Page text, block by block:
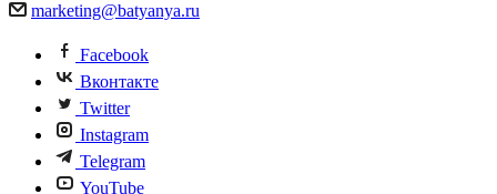
marketing@batyanya.ru
Facebook
Вконтакте
Twitter
Instagram
Telegram
YouTube